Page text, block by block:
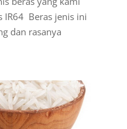
IR64 Beras jenis ini
dan rasanya